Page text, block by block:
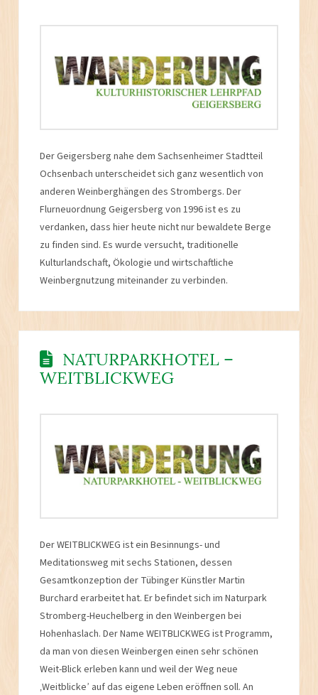
Der Geigersberg nahe dem Sachsenheimer Stadtteil
Ochsenbach unterscheidet sich ganz wesentlich von
anderen Weinberghängen des Strombergs. Der
Flurneuordnung Geigersberg von 1996 ist es zu
verdanken, dass hier heute nicht nur bewaldete Berge
zu finden sind. Es wurde versucht, traditionelle
Kulturlandschaft, Ökologie und wirtschaftliche
Weinbergnutzung miteinander zu verbinden.
NATURPARKHOTEL –
WEITBLICKWEG
Der WEITBLICKWEG ist ein Besinnungs- und
Meditationsweg mit sechs Stationen, dessen
Gesamtkonzeption der Tübinger Künstler Martin
Burchard erarbeitet hat. Er befindet sich im Naturpark
Stromberg-Heuchelberg in den Weinbergen bei
Hohenhaslach. Der Name WEITBLICKWEG ist Programm,
da man von diesen Weinbergen einen sehr schönen
Weit-Blick erleben kann und weil der Weg neue
‚Weitblicke’ auf das eigene Leben eröffnen soll. An